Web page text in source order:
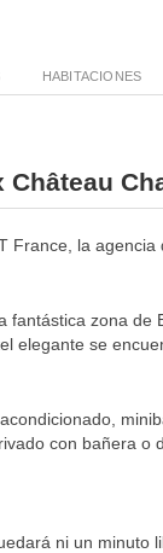
HABITACIONES
Château
France, la agencia
zona
se
con bañera
ni un